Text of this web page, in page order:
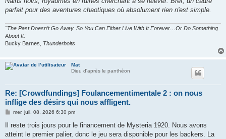
parfait pour des aventures chaotiques où absolument rien n'est simple.
"The Past Doesn’t Go Away. So You Can Either Live With It Forever…Or Do Something
About It."
Bucky Barnes, Thunderbolts
Mat
Dieu d'après le panthéon
Re: [Crowdfundings] Foulancementimentale 2 : on nous
inflige des désirs qui nous affligent.
M
s
a
mer. juil. 08, 2026 6:30 pm
Il reste trois jours pour le financement de Mysteria 1920. Nous avons
atteint le premier palier, donc le jeu sera disponible pour les backers. La